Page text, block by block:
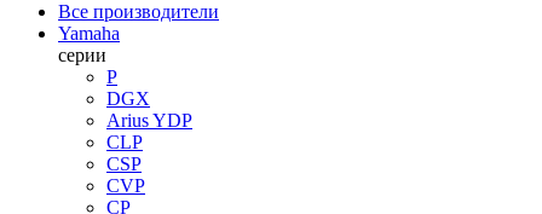
Все производители
Yamaha
серии
P
DGX
Arius YDP
CLP
CSP
CVP
CP